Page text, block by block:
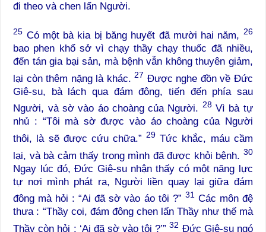
đi theo và chen lấn Người.
25 Có một bà kia bị băng huyết đã mười hai năm, 26
bao phen khổ sở vì chạy thầy chạy thuốc đã nhiều,
đến tán gia bại sản, mà bệnh vẫn không thuyên giảm,
lại còn thêm nặng là khác.27 Được nghe đồn về Đức
Giê-su, bà lách qua đám đông, tiến đến phía sau
Người, và sờ vào áo choàng của Người. 28Vì bà tự
nhủ : “Tôi mà sờ được vào áo choàng của Người
thôi, là sẽ được cứu chữa.”29 Tức khắc, máu cầm
lại, và bà cảm thấy trong mình đã được khỏi bệnh. 30
Ngay lúc đó, Đức Giê-su nhận thấy có một năng lực
tự nơi mình phát ra, Người liền quay lại giữa đám
đông mà hỏi : “Ai đã sờ vào áo tôi ?” 31Các môn đệ
thưa : “Thầy coi, đám đông chen lấn Thầy như thế mà
Thầy còn hỏi : ‘Ai đã sờ vào tôi ?’”32 Đức Giê-su ngó